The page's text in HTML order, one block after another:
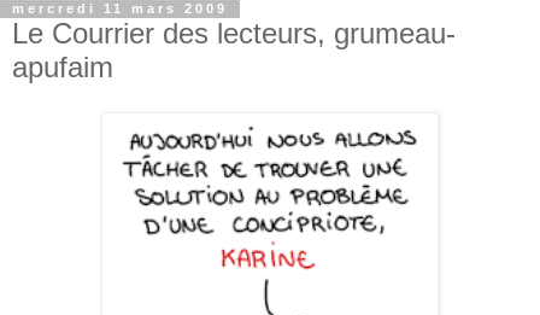
mercredi 11 mars 2009
Le Courrier des lecteurs, grumeau-
apufaim